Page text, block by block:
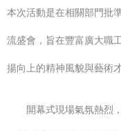
本次活動是在相關部門批
流盛會，旨在豐富廣大職
揚向上的精神風貌與藝術才
開幕式現場氣氛熱烈